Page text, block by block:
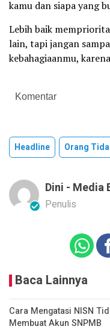
kamu dan siapa yang
Lebih baik
lain, tapi jangan
kebahagiaanmu,
Komentar
Headline Orang
Dini - Media
Penulis
Baca Lainnya
Cara Mengatasi NISN
Membuat Akun SNPMB